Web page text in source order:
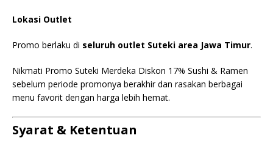
Lokasi Outlet
Promo berlaku di seluruh outlet Suteki area Jawa Timur.
Nikmati Promo Suteki Merdeka Diskon 17% Sushi & Ramen
sebelum periode promonya berakhir dan rasakan berbagai
menu favorit dengan harga lebih hemat.
Syarat & Ketentuan